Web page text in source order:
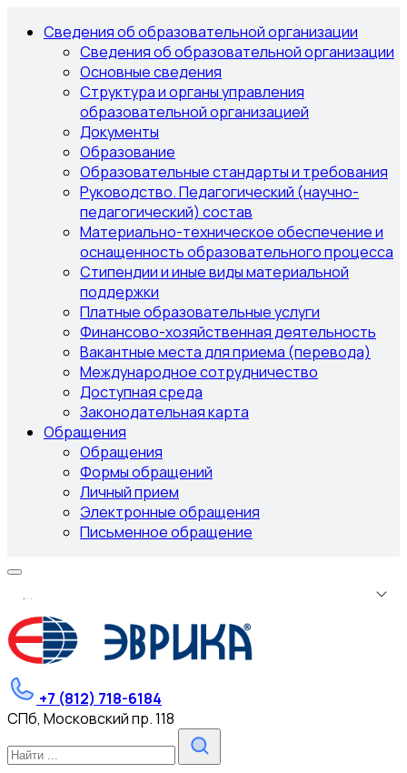
Сведения об образовательной организации
Сведения об образовательной организации
Основные сведения
Структура и органы управления
образовательной организацией
Документы
Образование
Образовательные стандарты и требования
Руководство. Педагогический (научно-
педагогический) состав
Материально-техническое обеспечение и
оснащенность образовательного процесса
Стипендии и иные виды материальной
поддержки
Платные образовательные услуги
Финансово-хозяйственная деятельность
Вакантные места для приема (перевода)
Международное сотрудничество
Доступная среда
Законодательная карта
Обращения
Обращения
Формы обращений
Личный прием
Электронные обращения
Письменное обращение
...
+7 (812) 718-6184
СПб, Московский пр. 118